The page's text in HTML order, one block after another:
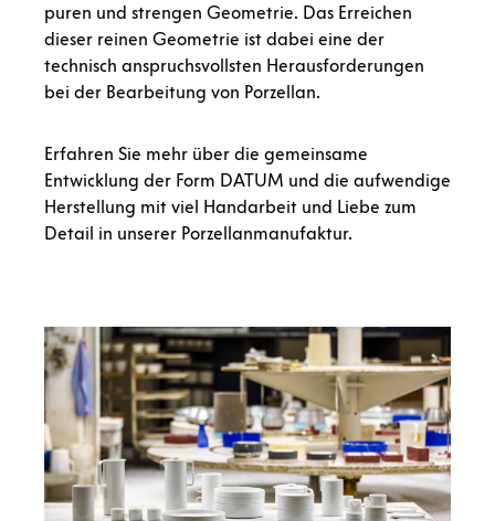
puren und strengen Geometrie. Das Erreichen
dieser reinen Geometrie ist dabei eine der
technisch anspruchsvollsten Herausforderungen
bei der Bearbeitung von Porzellan.
Erfahren Sie mehr über die gemeinsame
Entwicklung der Form DATUM und die aufwendige
Herstellung mit viel Handarbeit und Liebe zum
Detail in unserer Porzellanmanufaktur.